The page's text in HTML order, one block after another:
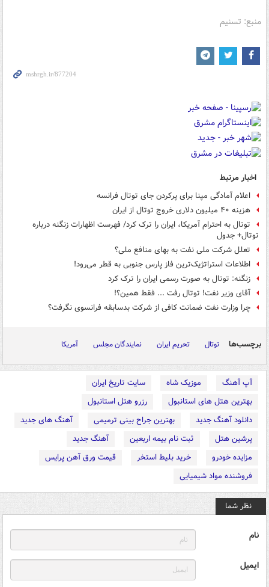
منبع: تسنیم
اخبار مرتبط
اعلام آمادگی مپنا برای پرکردن جای توتال فرانسه
هزینه ۴۰ میلیون دلاری خروج توتال از ایران
توتال به احترام آمریکا، ایران را ترک کرد/ فهرست اظهارات زنگنه درباره
توتال+ جدول
تعلل شرکت ملی نفت به بهای منافع ملی؟
اطلاعات استراتژیک‌ترین فاز پارس جنوبی به قطر می‌رود!
زنگنه: توتال به صورت رسمی ایران را ترک کرد
آقای وزیر نفت! توتال رفت ... فقط همین؟!
چرا وزارت نفت ضمانت کافی از شرکت بدسابقه فرانسوی نگرفت؟
برچسب‌ها توتال تحریم ایران نمایندگان مجلس آمریکا
آپ آهنگ موزیک شاه
سایت تاریخ ایران
بهترین هتل های استانبول
رزرو هتل استانبول
دانلود آهنگ جدید
بهترین جراح بینی ترمیمی
آهنگ های جدید
پرشین هتل
ثبت نام بیمه اربعین
آهنگ جدید
مزایده خودرو
خرید بلیط استخر
قیمت ورق آهن پرایس
فروشنده مواد شیمیایی
نظر شما
نام
ایمیل